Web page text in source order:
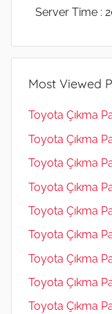
Server Time :
Most Viewed
Toyota Çıkma
Toyota Çıkma
Toyota Çıkma
Toyota Çıkma
Toyota Çıkma
Toyota Çıkma
Toyota Çıkma
Toyota Çıkma
Toyota Çıkma